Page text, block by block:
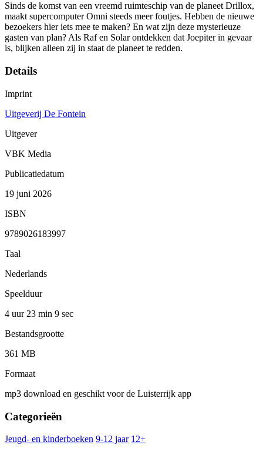
Sinds de komst van een vreemd ruimteschip van de planeet Drillox,
maakt supercomputer Omni steeds meer foutjes. Hebben de nieuwe
bezoekers hier iets mee te maken? En wat zijn deze mysterieuze
gasten van plan? Als Raf en Solar ontdekken dat Joepiter in gevaar
is, blijken alleen zij in staat de planeet te redden.
Details
Imprint
Uitgeverij De Fontein
Uitgever
VBK Media
Publicatiedatum
19 juni 2026
ISBN
9789026183997
Taal
Nederlands
Speelduur
4 uur 23 min 9 sec
Bestandsgrootte
361 MB
Formaat
mp3 download en geschikt voor de Luisterrijk app
Categorieën
Jeugd- en kinderboeken 9-12 jaar 12+